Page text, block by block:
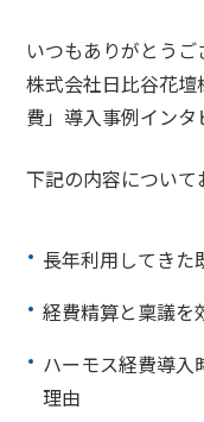
いつもありがとうご
株式会社日比谷花
費」導入事例インタ
下記の内容について
長年利用してきた
経費精算と稟議を
ハーモス経費導入
理由